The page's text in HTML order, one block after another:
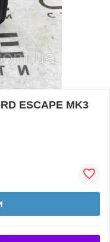
ESCAPE MK3